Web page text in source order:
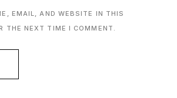
EMAIL, AND WEBSITE IN THIS
THE NEXT TIME I COMMENT.